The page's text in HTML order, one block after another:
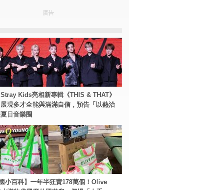
廣告
Kids亮相新專輯《THIS & THAT》
現多才全能與滿滿自信，預告「以熱治
日音樂圈
小百科】一年半狂賣178萬個！Olive